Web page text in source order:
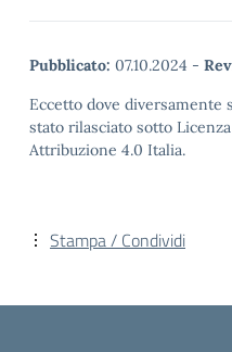
Pubblicato: 07.10.2024 -
Eccetto dove diversamente
stato rilasciato sotto
Attribuzione 4.0 Italia.
Stampa / Condividi